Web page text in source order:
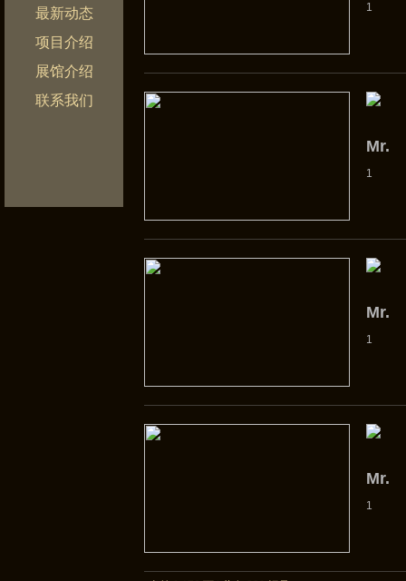
最新动态
项目介绍
展馆介绍
联系我们
1
Mr.
1
Mr.
1
Mr.
1